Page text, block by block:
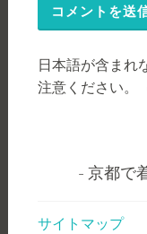
日本語が含まれ
注意ください。
京都で
サイトマップ